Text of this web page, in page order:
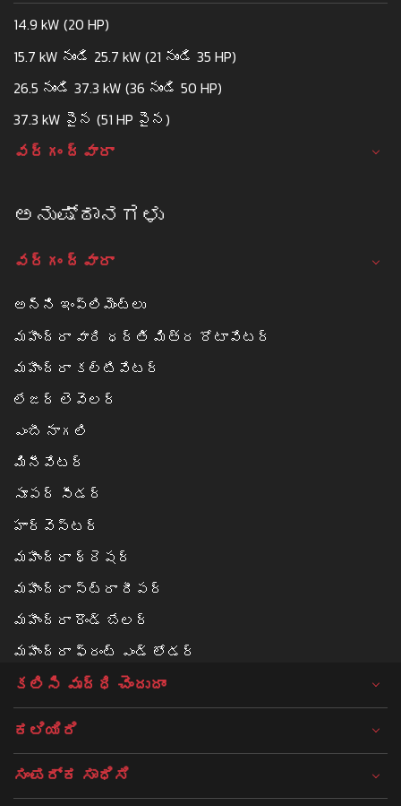
14.9 kW (20 HP)
15.7 kW నుండి 25.7 kW (21 నుండి 35 HP)
26.5 నుండి 37.3 kW (36 నుండి 50 HP)
37.3 kW పైన (51 HP పైన)
వర్గం ద్వారా
ಅನುಷ್ಠಾನಗಳು
వర్గం ద్వారా
అన్ని ఇంప్లిమెంట్లు
మహీంద్రా వారి ధర్తి మిత్ర రోటావేటర్
మహీంద్రా కల్టివేటర్
లేజర్ లెవెలర్
ఎంబీ నాగలి
మినీవేటర్
సూపర్ సీడర్
హార్వెస్టర్
మహీంద్రా థ్రెషర్
మహీంద్రా స్ట్రా రీపర్
మహీంద్రా రౌండ్ బేలర్‌
మహీంద్రా ఫ్రంట్ ఎండ్ లోడర్
కలిసి వృద్ధి చెందుదాం
ಕಲಿಯಿರಿ
ಸಂಪರ್ಕ ಸಾಧಿಸಿ